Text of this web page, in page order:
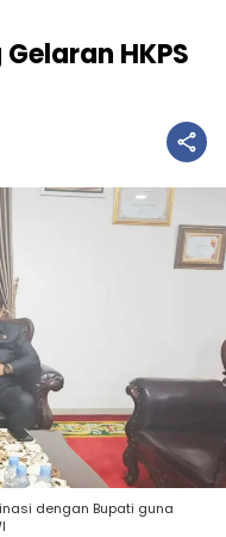
HKPS
dengan Bupati guna